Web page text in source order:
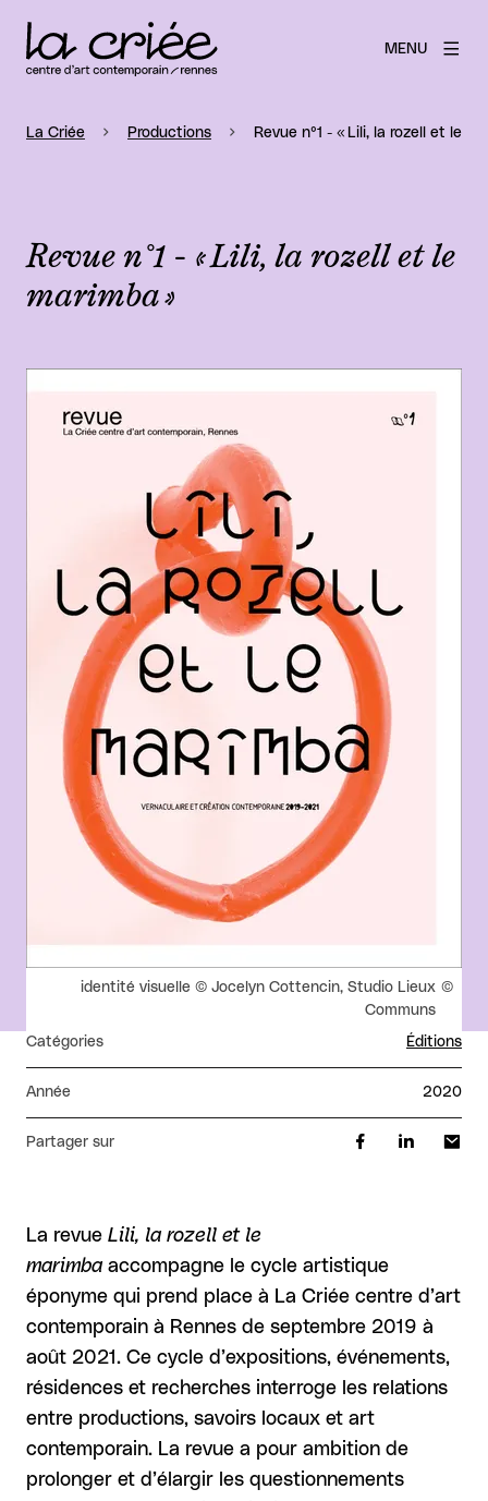
MENU
La Criée Productions Revue n°1 - « Lili, la rozell et le
Revue n°1 - « Lili, la rozell et le
marimba »
Droits réservés :
identité visuelle © Jocelyn Cottencin, Studio Lieux
Communs
Catégories Éditions
Année 2020
Partager sur
La revue Lili, la rozell et le
marimba accompagne le cycle artistique
éponyme qui prend place à La Criée centre d’art
contemporain à Rennes de septembre 2019 à
août 2021. Ce cycle d’expositions, événements,
résidences et recherches interroge les relations
entre productions, savoirs locaux et art
contemporain. La revue a pour ambition de
prolonger et d’élargir les questionnements